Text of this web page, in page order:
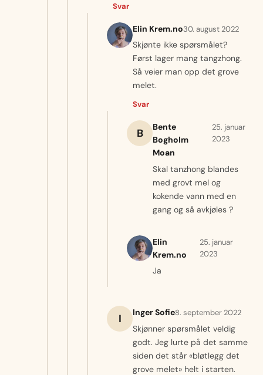
Svar
Elin Krem.no30. august 2022
Skjønte ikke spørsmålet?
Først lager mang tangzhong.
Så veier man opp det grove
melet.
Svar
B
Bente
Bogholm
Moan
25. januar
2023
Skal tanzhong blandes
med grovt mel og
kokende vann med en
gang og så avkjøles ?
Elin
Krem.no
25. januar
2023
Ja
I Inger Sofie8. september 2022
Skjønner spørsmålet veldig
godt. Jeg lurte på det samme
siden det står «bløtlegg det
grove melet» helt i starten.